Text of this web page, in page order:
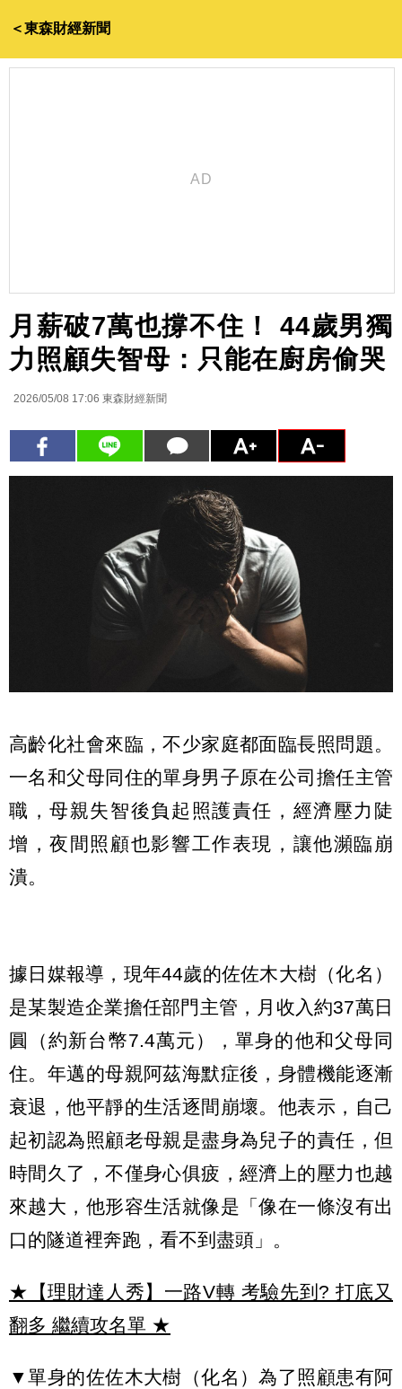
＜東森財經新聞
月薪破7萬也撐不住！ 44歲男獨
力照顧失智母：只能在廚房偷哭
2026/05/08 17:06 東森財經新聞
高齡化社會來臨，不少家庭都面臨長照問題。
一名和父母同住的單身男子原在公司擔任主管
職，母親失智後負起照護責任，經濟壓力陡
增，夜間照顧也影響工作表現，讓他瀕臨崩
潰。
據日媒報導，現年44歲的佐佐木大樹（化名）
是某製造企業擔任部門主管，月收入約37萬日
圓（約新台幣7.4萬元），單身的他和父母同
住。年邁的母親阿茲海默症後，身體機能逐漸
衰退，他平靜的生活逐間崩壞。他表示，自己
起初認為照顧老母親是盡身為兒子的責任，但
時間久了，不僅身心俱疲，經濟上的壓力也越
來越大，他形容生活就像是「像在一條沒有出
口的隧道裡奔跑，看不到盡頭」。
★【理財達人秀】一路V轉 考驗先到? 打底又
翻多 繼續攻名單 ★
▼單身的佐佐木大樹（化名）為了照顧患有阿